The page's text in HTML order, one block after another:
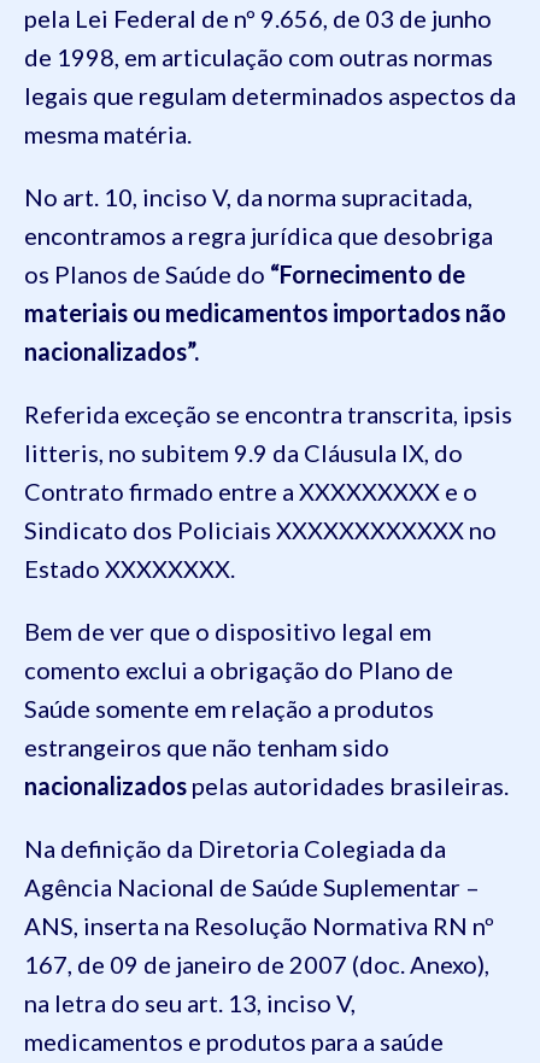
pela Lei Federal de nº 9.656, de 03 de junho
de 1998, em articulação com outras normas
legais que regulam determinados aspectos da
mesma matéria.
No art. 10, inciso V, da norma supracitada,
encontramos a regra jurídica que desobriga
os Planos de Saúde do “Fornecimento de
materiais ou medicamentos importados não
nacionalizados”.
Referida exceção se encontra transcrita, ipsis
litteris, no subitem 9.9 da Cláusula IX, do
Contrato firmado entre a XXXXXXXXX e o
Sindicato dos Policiais XXXXXXXXXXXX no
Estado XXXXXXXX.
Bem de ver que o dispositivo legal em
comento exclui a obrigação do Plano de
Saúde somente em relação a produtos
estrangeiros que não tenham sido
nacionalizados pelas autoridades brasileiras.
Na definição da Diretoria Colegiada da
Agência Nacional de Saúde Suplementar –
ANS, inserta na Resolução Normativa RN nº
167, de 09 de janeiro de 2007 (doc. Anexo),
na letra do seu art. 13, inciso V,
medicamentos e produtos para a saúde